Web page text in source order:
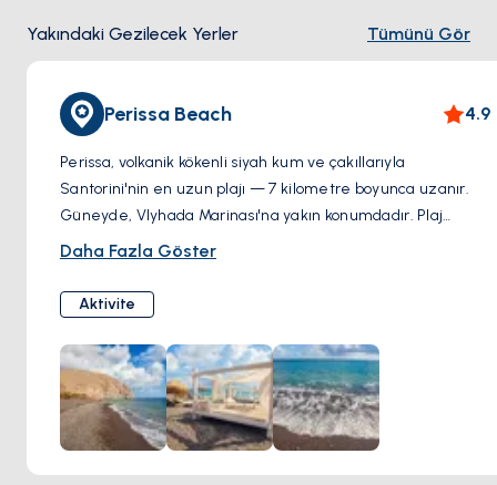
Yakındaki Gezilecek Yerler Tümünü Gör
Perissa Beach 4.9
Perissa, volkanik kökenli siyah kum ve çakıllarıyla
Santorini'nin en uzun plajı — 7 kilometre boyunca uzanır.
Güneyde, Vlyhada Marinası'na yakın konumdadır. Plaj
boyunca sıralanan barlar ve restoranlar öğle durağı için
Daha Fazla Göster
Aktivite